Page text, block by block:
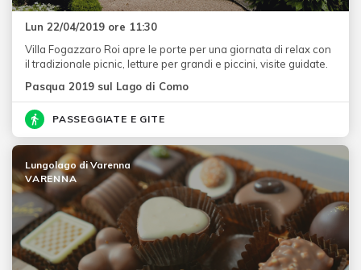
Lun 22/04/2019 ore 11:30
Villa Fogazzaro Roi apre le porte per una giornata di relax con
il tradizionale picnic, letture per grandi e piccini, visite guidate.
Pasqua 2019 sul Lago di Como
PASSEGGIATE E GITE
Lungolago di Varenna
VARENNA